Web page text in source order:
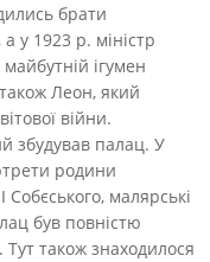
брати
у 1923 р. міністр
ігумен
Леон, який
війни.
збудував палац. У
родини
малярські
був повністю
Тут також знаходилося